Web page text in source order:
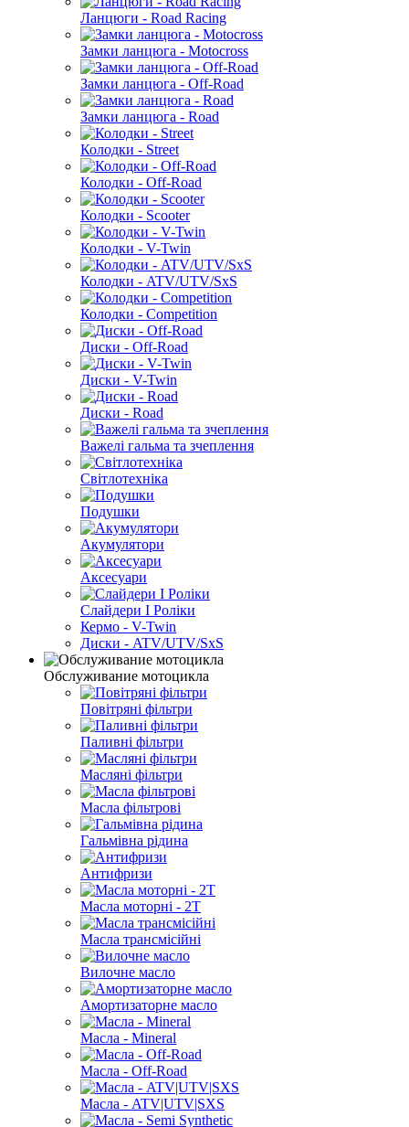
Ланцюги - Road Racing
Замки ланцюга - Motocross
Замки ланцюга - Off-Road
Замки ланцюга - Road
Колодки - Street
Колодки - Off-Road
Колодки - Scooter
Колодки - V-Twin
Колодки - ATV/UTV/SxS
Колодки - Competition
Диски - Off-Road
Диски - V-Twin
Диски - Road
Важелі гальма та зчеплення
Світлотехніка
Подушки
Акумулятори
Аксесуари
Слайдери I Роліки
Кермо - V-Twin
Диски - ATV/UTV/SxS
Обслуживание мотоцикла
Повітряні фільтри
Паливні фільтри
Масляні фільтри
Масла фільтрові
Гальмівна рідина
Антифризи
Масла моторні - 2T
Масла трансмісійні
Вилочне масло
Амортизаторне масло
Масла - Mineral
Масла - Off-Road
Масла - ATV|UTV|SXS